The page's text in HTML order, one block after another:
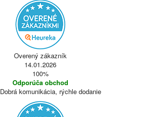
Overený zákazník
14.01.2026
100%
Odporúča obchod
Dobrá komunikácia, rýchle dodanie